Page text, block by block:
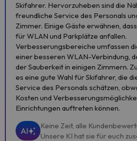
Skifahrer. Hervorzuheben sind die
freundliche Service des Personals
Zimmer. Einige Gäste erwähnen,
für WLAN und Parkplätze anfallen.
Verbesserungsbereiche umfassen
einer besseren WLAN-Verbindung,
der Sauberkeit in einigen Zimmern.
es eine gute Wahl für Skifahrer, die
Service des Personals schätzen,
Kosten und
Einrichtungen auftreten können.
AI
Keine Zeit, alle
Unsere KI hat sie für euch